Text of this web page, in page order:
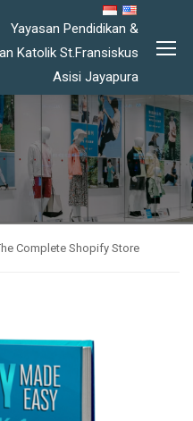
Yayasan Pendidikan &
Katolik St.Fransiskus
Asisi Jayapura
Complete Shopify Store